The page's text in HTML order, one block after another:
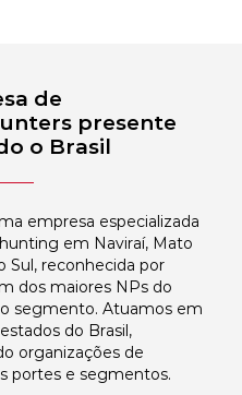
de
presente
o Brasil
empresa especializada
em Naviraí, Mato
Sul, reconhecida por
dos maiores NPs do
segmento. Atuamos em
do Brasil,
organizações de
portes e segmentos.